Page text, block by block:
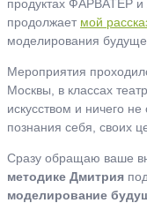
продуктах ФАРВАТЕР
продолжает мой
моделирования
Мероприятия
Москвы, в классах
искусством и ничего не
познания себя, своих
Сразу обращаю ваше
методике Дмитрия
моделирование